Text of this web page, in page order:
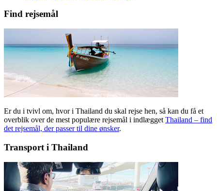
Find rejsemål
Er du i tvivl om, hvor i Thailand du skal rejse hen, så kan du få et
overblik over de mest populære rejsemål i indlægget Thailand – find
det rejsemål, der passer til dine ønsker.
Transport i Thailand